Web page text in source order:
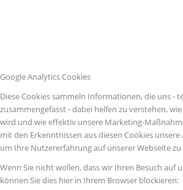
Google Analytics Cookies
Diese Cookies sammeln Informationen, die uns -
zusammengefasst - dabei helfen zu verstehen,
wird und wie effektiv unsere Marketing-
mit den Erkenntnissen aus diesen Cookies
um Ihre Nutzererfahrung auf unserer Webseite
Wenn Sie nicht wollen, dass wir Ihren Besuch auf
können Sie dies hier in Ihrem Browser blockieren: